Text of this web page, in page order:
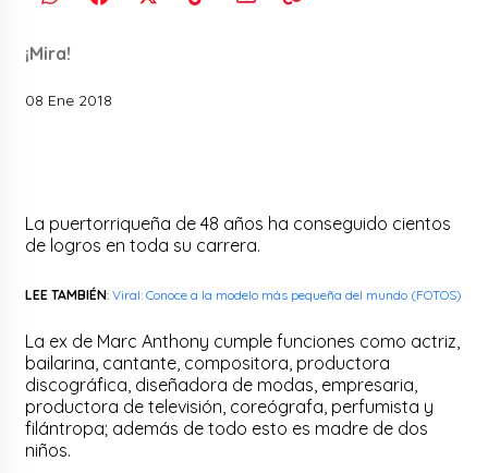
¡Mira!
08 Ene 2018
La puertorriqueña de 48 años ha conseguido cientos
de logros en toda su carrera.
LEE TAMBIÉN: Viral: Conoce a la modelo más pequeña del mundo (FOTOS)
La ex de Marc Anthony cumple funciones como actriz,
bailarina, cantante, compositora, productora
discográfica, diseñadora de modas, empresaria,
productora de televisión, coreógrafa, perfumista y
filántropa; además de todo esto es madre de dos
niños.